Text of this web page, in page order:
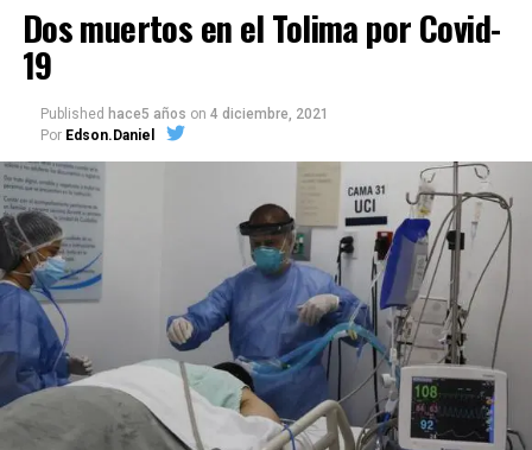
Dos muertos en el Tolima por Covid-
19
Published hace5 años on 4 diciembre, 2021
Por Edson.Daniel